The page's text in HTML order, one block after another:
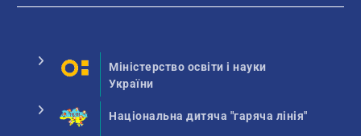
Міністерство освіти і науки
України
Національна дитяча "гаряча лінія"